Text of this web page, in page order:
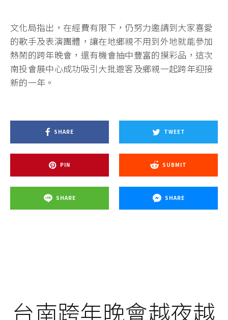
文化局指出，在經費有限下，仍努力邀請到大家喜愛
的歌手及表演團體，讓在地鄉親不用到外地就能參加
熱鬧的跨年晚會，還有機會抽中豐富的摸彩品，這次
南投會展中心成功吸引大批遊客及鄉親一起跨年迎接
新的一年。
SHARE TWEET
PIN SUBMIT
SHARE SHARE
台南跨年晚會越夜越